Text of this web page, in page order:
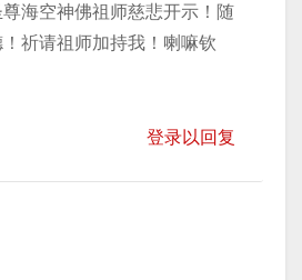
海空神佛祖师慈悲开示！随
祈请祖师加持我！喇嘛钦
登录以回复